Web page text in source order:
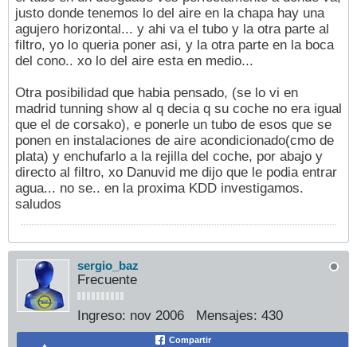
justo donde tenemos lo del aire en la chapa hay una
agujero horizontal... y ahi va el tubo y la otra parte al
filtro, yo lo queria poner asi, y la otra parte en la boca
del cono.. xo lo del aire esta en medio...
Otra posibilidad que habia pensado, (se lo vi en
madrid tunning show al q decia q su coche no era igual
que el de corsako), e ponerle un tubo de esos que se
ponen en instalaciones de aire acondicionado(cmo de
plata) y enchufarlo a la rejilla del coche, por abajo y
directo al filtro, xo Danuvid me dijo que le podia entrar
agua... no se.. en la proxima KDD investigamos.
saludos
sergio_baz
Frecuente
Ingreso: nov 2006 Mensajes: 430
Compartir